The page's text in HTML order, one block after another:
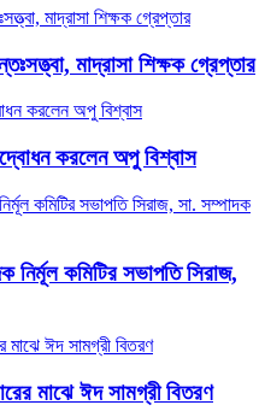
মাদ্রাসা শিক্ষক গ্রেপ্তার
করলেন অপু বিশ্বাস
নির্মূল কমিটির সভাপতি সিরাজ,
মাঝে ঈদ সামগ্রী বিতরণ